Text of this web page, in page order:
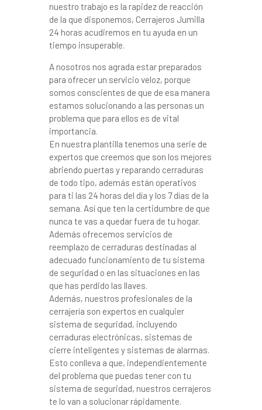
nuestro trabajo es la rapidez de reacción
de la que disponemos, Cerrajeros Jumilla
24 horas acudiremos en tu ayuda en un
tiempo insuperable.
A nosotros nos agrada estar preparados
para ofrecer un servicio veloz, porque
somos conscientes de que de esa manera
estamos solucionando a las personas un
problema que para ellos es de vital
importancia.
En nuestra plantilla tenemos una serie de
expertos que creemos que son los mejores
abriendo puertas y reparando cerraduras
de todo tipo, además están operativos
para ti las 24 horas del día y los 7 días de la
semana. Así que ten la certidumbre de que
nunca te vas a quedar fuera de tu hogar.
Además ofrecemos servicios de
reemplazo de cerraduras destinadas al
adecuado funcionamiento de tu sistema
de seguridad o en las situaciones en las
que has perdido las llaves.
Además, nuestros profesionales de la
cerrajería son expertos en cualquier
sistema de seguridad, incluyendo
cerraduras electrónicas, sistemas de
cierre inteligentes y sistemas de alarmas.
Esto conlleva a que, independientemente
del problema que puedas tener con tu
sistema de seguridad, nuestros cerrajeros
te lo van a solucionar rápidamente.